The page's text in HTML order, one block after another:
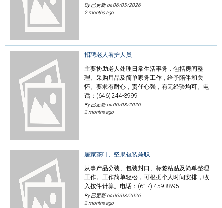
By 已更新 on06/05/2026
2 months ago
招聘老人看护人员
主要协助老人处理日常生活事务，包括房间整
理、采购用品及简单家务工作，给予陪伴和关
怀。要求有耐心，责任心强，有无经验均可。电
话：(646) 244-3999
By 已更新 on06/03/2026
2 months ago
居家茶叶、坚果包装兼职
从事产品分装、包装封口、标签粘贴及简单整理
工作。工作简单轻松，可根据个人时间安排，收
入按件计算。电话：(617) 459-8895
By 已更新 on06/03/2026
2 months ago